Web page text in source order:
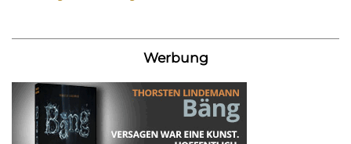
Werbung